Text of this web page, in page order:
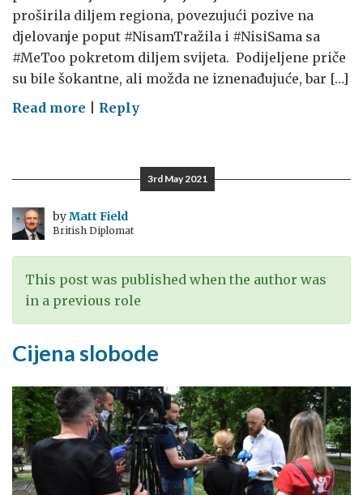
proširila diljem regiona, povezujući pozive na
djelovanje poput #NisamTražila i #NisiSama sa
#MeToo pokretom diljem svijeta. Podijeljene priče
su bile šokantne, ali možda ne iznenađujuće, bar […]
Read more on
od
srca…?
Reply
3rd May 2021
byMatt Field
British Diplomat
This post was published when the author was
in a previous role
Cijena slobode